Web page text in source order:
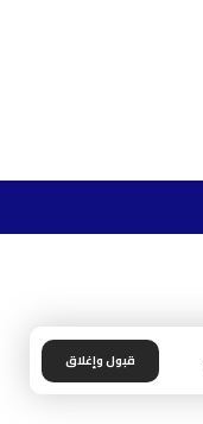
قبول وإغلاق